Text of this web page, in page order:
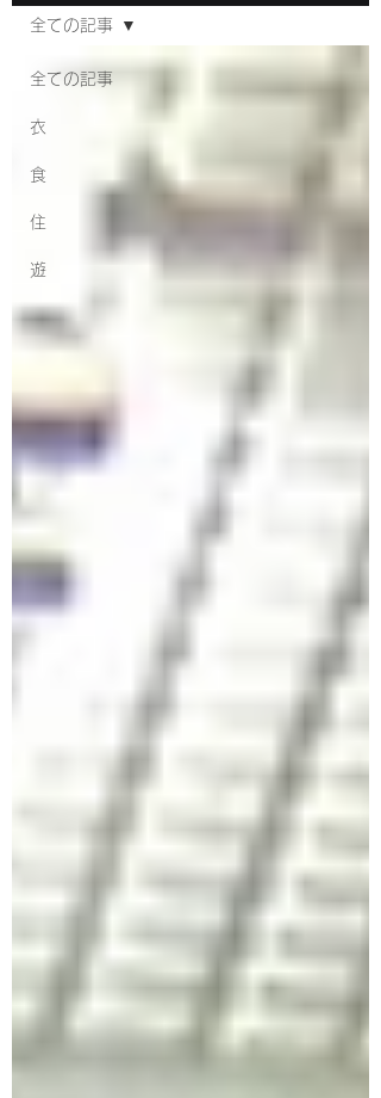
全ての記事
衣
食
住
遊
全ての記事